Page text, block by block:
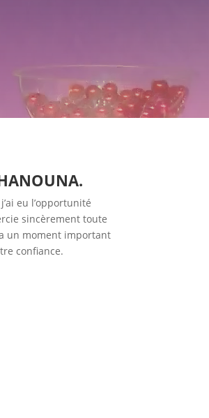
eu l’opportunité
sincèrement toute
un moment important
confiance.